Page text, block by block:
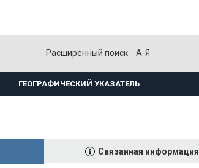
Расширенный поиск А-Я
ГЕОГРАФИЧЕСКИЙ УКАЗАТЕЛЬ
Связанная информация